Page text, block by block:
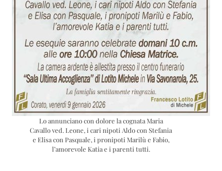
Lo annunciano con dolore la cognata Maria
Cavallo ved. Leone, i cari nipoti Aldo con Stefania
e Elisa con Pasquale, i pronipoti Marilù e Fabio,
l’amorevole Katia e i parenti tutti.